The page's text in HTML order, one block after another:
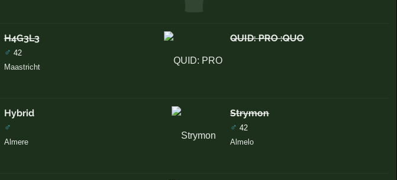
H4G3L3
♂ 42
Maastricht
Hybrid
♂
Almere
QUID: PRO :QUO
Strymon
♂ 42
Almelo